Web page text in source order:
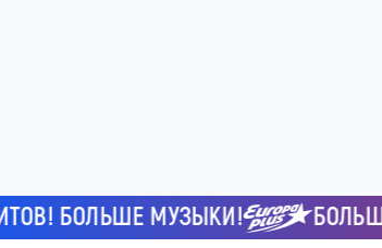
БОЛЬШЕ МУЗЫКИ! БОЛЬШЕ